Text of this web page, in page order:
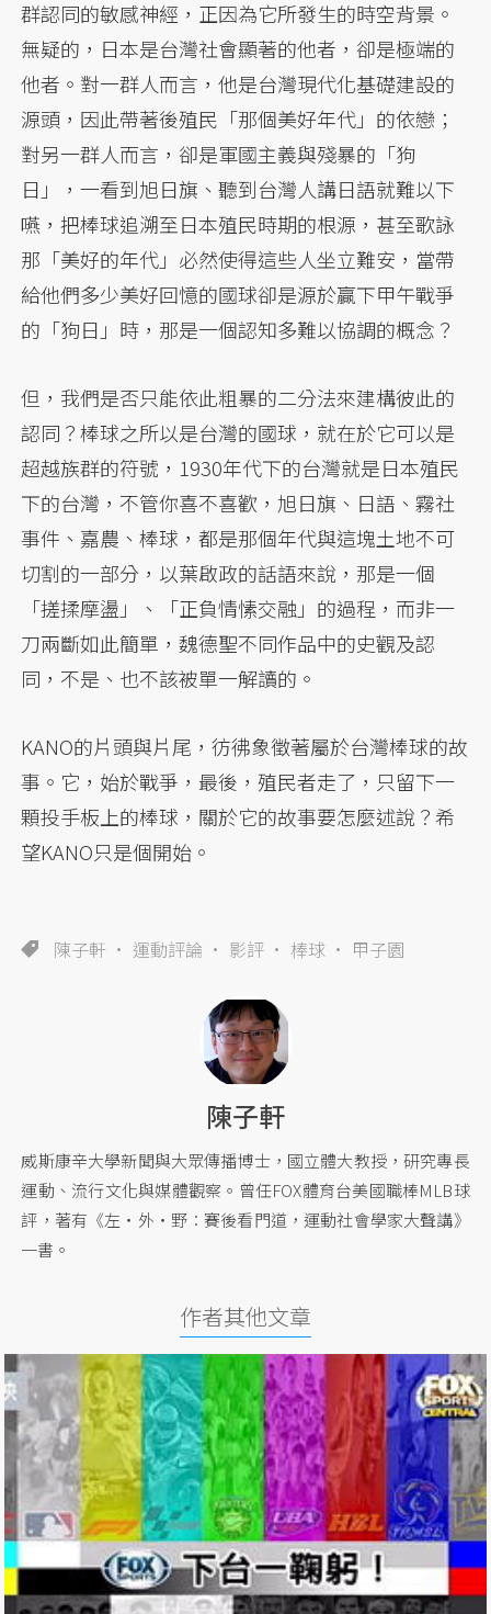
群認同的敏感神經，正因為它所發生的時空背景。
無疑的，日本是台灣社會顯著的他者，卻是極端的
他者。對一群人而言，他是台灣現代化基礎建設的
源頭，因此帶著後殖民「那個美好年代」的依戀；
對另一群人而言，卻是軍國主義與殘暴的「狗
日」，一看到旭日旗、聽到台灣人講日語就難以下
嚥，把棒球追溯至日本殖民時期的根源，甚至歌詠
那「美好的年代」必然使得這些人坐立難安，當帶
給他們多少美好回憶的國球卻是源於贏下甲午戰爭
的「狗日」時，那是一個認知多難以協調的概念？
但，我們是否只能依此粗暴的二分法來建構彼此的
認同？棒球之所以是台灣的國球，就在於它可以是
超越族群的符號，1930年代下的台灣就是日本殖民
下的台灣，不管你喜不喜歡，旭日旗、日語、霧社
事件、嘉農、棒球，都是那個年代與這塊土地不可
切割的一部分，以葉啟政的話語來說，那是一個
「搓揉摩盪」、「正負情愫交融」的過程，而非一
刀兩斷如此簡單，魏德聖不同作品中的史觀及認
同，不是、也不該被單一解讀的。
KANO的片頭與片尾，彷彿象徵著屬於台灣棒球的故
事。它，始於戰爭，最後，殖民者走了，只留下一
顆投手板上的棒球，關於它的故事要怎麼述說？希
望KANO只是個開始。
陳子軒 運動評論 影評 棒球 甲子園
陳子軒
威斯康辛大學新聞與大眾傳播博士，國立體大教授，研究專長
運動、流行文化與媒體觀察。曾任FOX體育台美國職棒MLB球
評，著有《左‧外‧野︰賽後看門道，運動社會學家大聲講》
一書。
作者其他文章